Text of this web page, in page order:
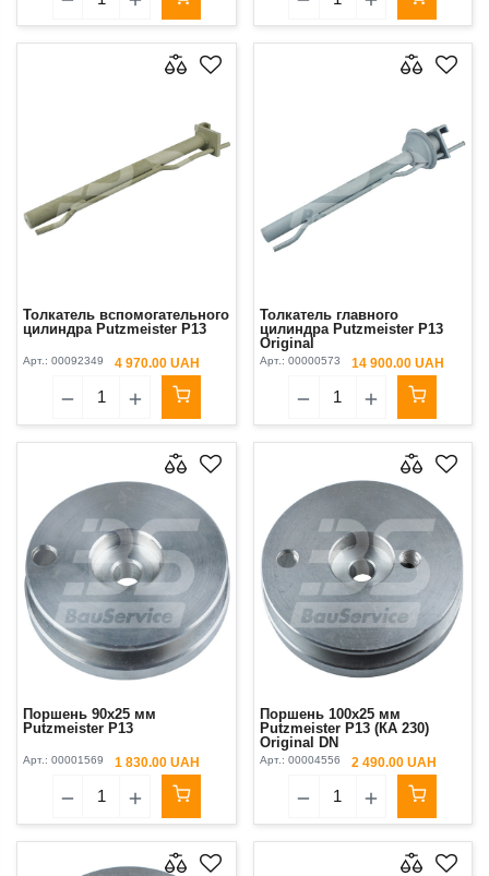
Толкатель вспомогательного
цилиндра Putzmeister P13
Арт.: 00092349 4 970.00 UAH
Толкатель главного
цилиндра Putzmeister P13
Original
Арт.: 00000573 14 900.00 UAH
Поршень 90х25 мм
Putzmeister P13
Арт.: 00001569 1 830.00 UAH
Поршень 100х25 мм
Putzmeister P13 (КА 230)
Original DN
Арт.: 00004556 2 490.00 UAH